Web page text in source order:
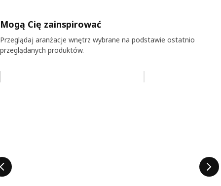
Mogą Cię zainspirować
Przeglądaj aranżacje wnętrz wybrane na podstawie ostatnio
przeglądanych produktów.